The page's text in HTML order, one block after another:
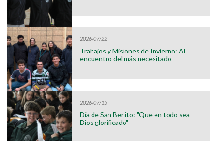
2026/07/22
Trabajos y Misiones de Invierno: Al
encuentro del más necesitado
2026/07/15
Día de San Benito: "Que en todo sea
Dios glorificado"